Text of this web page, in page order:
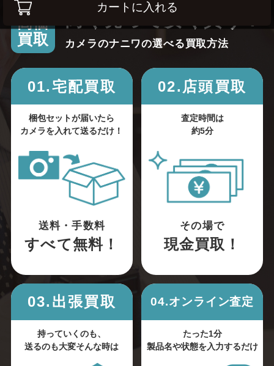
カートに入れる
高価
買取
カメラのナニワの選べる買取方法
01.宅配買取
梱包セットが届いたら
カメラを入れて送るだけ！
送料・手数料
すべて無料！
02.店頭買取
査定時間は
約5分
その場で
現金買取！
03.出張買取
持っていくのも、
送るのも大変そんな時は
04.オンライン査定
たった1分
製品名や状態を入力するだけ